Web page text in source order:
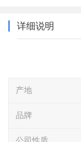
详细说明
产地
品牌
公司性质